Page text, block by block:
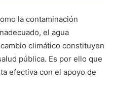
la contaminación
el agua
climático constituyen
pública. Es por ello que
efectiva con el apoyo de